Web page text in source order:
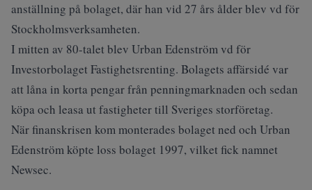
anställning på bolaget, där han vid 27 års ålder blev vd för
Stockholmsverksamheten.
I mitten av 80-talet blev Urban Edenström vd för
Investorbolaget Fastighetsrenting. Bolagets affärsidé var
att låna in korta pengar från penningmarknaden och sedan
köpa och leasa ut fastigheter till Sveriges storföretag.
När finanskrisen kom monterades bolaget ned och Urban
Edenström köpte loss bolaget 1997, vilket fick namnet
Newsec.